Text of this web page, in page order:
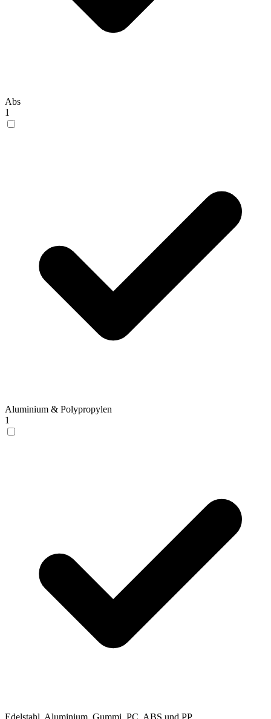
Abs
1
Aluminium & Polypropylen
1